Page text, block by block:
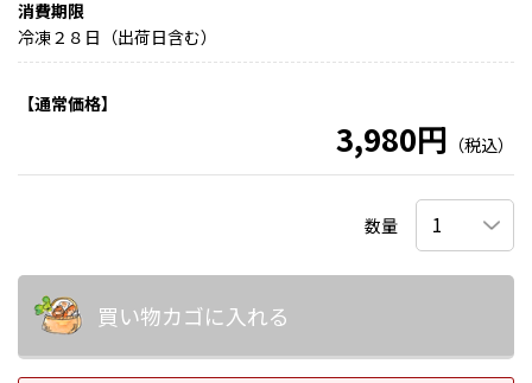
消費期限
冷凍２８日（出荷日含む）
【通常価格】
3,980円 （税込）
数量
買い物カゴに入れる